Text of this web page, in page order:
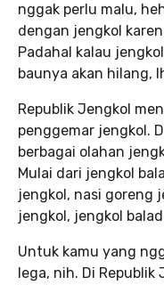
nggak perlu malu,
dengan jengkol
Padahal kalau
baunya akan hilang,
Republik Jengkol
penggemar jengkol.
berbagai olahan
Mulai dari jengkol
jengkol, nasi goreng
jengkol, jengkol
Untuk kamu yang
lega, nih. Di